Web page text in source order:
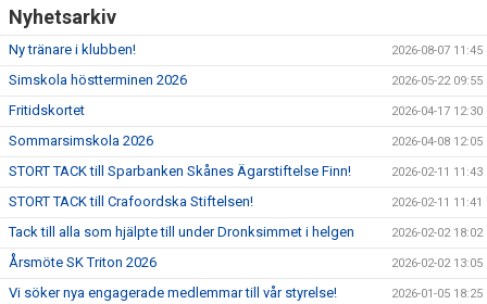
Nyhetsarkiv
Ny tränare i klubben! 2026-08-07 11:45
Simskola höstterminen 2026 2026-05-22 09:55
Fritidskortet 2026-04-17 12:30
Sommarsimskola 2026 2026-04-08 12:05
STORT TACK till Sparbanken Skånes Ägarstiftelse Finn! 2026-02-11 11:43
STORT TACK till Crafoordska Stiftelsen! 2026-02-11 11:41
Tack till alla som hjälpte till under Dronksimmet i helgen 2026-02-02 18:02
Årsmöte SK Triton 2026 2026-02-02 13:05
Vi söker nya engagerade medlemmar till vår styrelse! 2026-01-05 18:25